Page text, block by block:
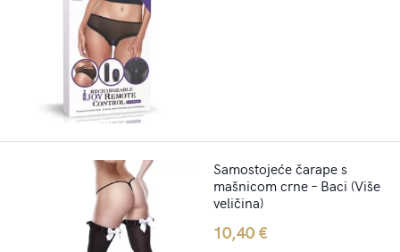
Samostojeće čarape s
mašnicom crne – Baci (Više
veličina)
10,40€